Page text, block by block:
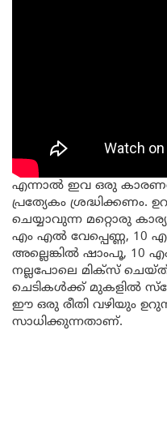
എന്നാൽ ഇവ ഒരു
പ്രത്യേകം ശ്രദ്ധിക്കണം.
ചെയ്യാവുന്ന മറ്റൊരു
എം എൽ വേപ്പെണ്ണ, 10
അല്ലെങ്കിൽ ഷാംപൂ, 10
നല്ലപോലെ മിക്സ് ചെയ്ത്
ചെടികൾക്ക് മുകളിൽ
ഈ ഒരു രീതി വഴിയും
സാധിക്കുന്നതാണ്.